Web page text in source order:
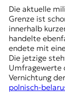
z
u
O
s
t
e
u
r
o
Die aktuelle
Grenze ist
innerhalb
handelte
endete mit
Die jetzige
Umfragewerte
Vernichtung
polnisch-